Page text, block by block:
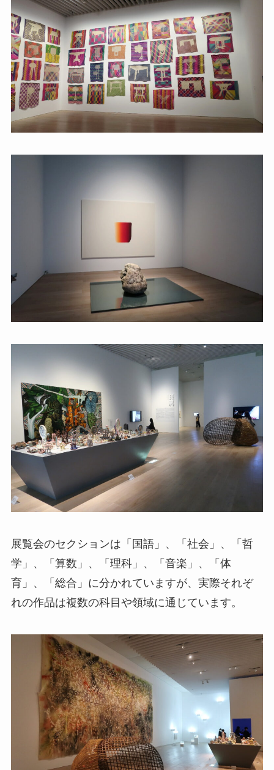
展覧会のセクションは「国語」、「社会」、「哲
学」、「算数」、「理科」、「音楽」、「体
育」、「総合」に分かれていますが、実際それぞ
れの作品は複数の科目や領域に通じています。